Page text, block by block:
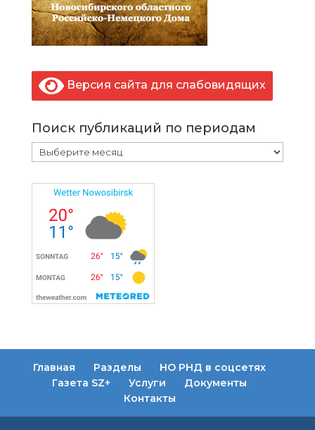
Версия сайта для слабовидящих
Поиск публикаций по периодам
Поиск
публикаций
по
периодам
Главная Разделы
НО РНД в соцсетях
Газета SZ+
Услуги
Документы
Контакты